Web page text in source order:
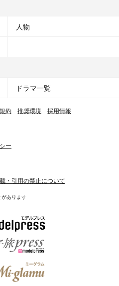
人物
ドラマ一覧
約 推奨環境 採用情報
ー
・引用の禁止について
あります